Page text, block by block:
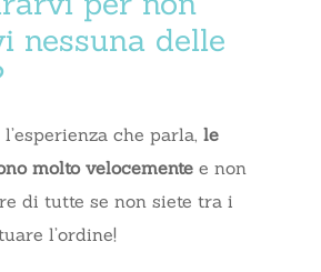
nessuna delle
che parla, le
molto velocemente e non
di tutte se non siete tra i
l’ordine!